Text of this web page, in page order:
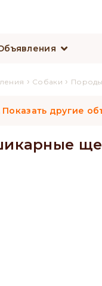
› Собаки › Породы
Показать другие